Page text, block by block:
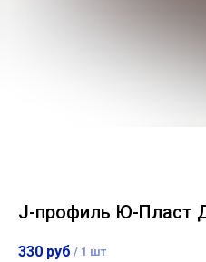
J-профиль Ю-Пласт
330 руб / 1 шт